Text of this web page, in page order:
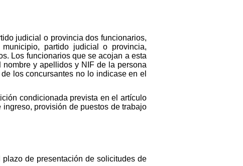
judicial o provincia dos funcionarios,
partido judicial o provincia,
Los funcionarios que se acojan a esta
y apellidos y NIF de la persona
los concursantes no lo indicase en el
condicionada prevista en el artículo
provisión de puestos de trabajo
de presentación de solicitudes de